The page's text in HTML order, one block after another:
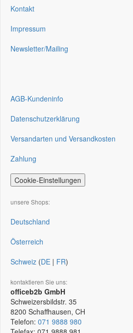
Kontakt
Impressum
Newsletter/Mailing
AGB-Kundeninfo
Datenschutzerklärung
Versandarten und Versandkosten
Zahlung
Cookie-Einstellungen
unsere Shops:
Deutschland
Österreich
Schweiz (DE | FR)
kontaktieren Sie uns:
officeb2b GmbH
Schweizersbildstr. 35
8200 Schaffhausen, CH
Telefon: 071 9888 980